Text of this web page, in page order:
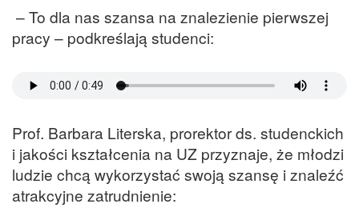
– To dla nas szansa na znalezienie pierwszej
pracy – podkreślają studenci:
Prof. Barbara Literska, prorektor ds. studenckich
i jakości kształcenia na UZ przyznaje, że młodzi
ludzie chcą wykorzystać swoją szansę i znaleźć
atrakcyjne zatrudnienie: